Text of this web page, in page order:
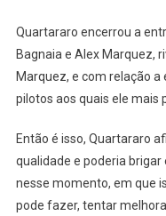
Quartararo encerrou a
Bagnaia e Alex Marquez,
Marquez, e com relação a
pilotos aos quais ele mais
Então é isso, Quartararo
qualidade e poderia brigar
nesse momento, em que
pode fazer, tentar